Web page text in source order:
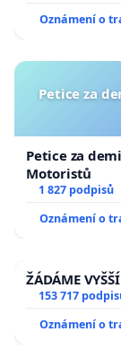
Oznámení o
Petice za
Petice za
Motoristů
1 827 podpisů
Oznámení o
ŽÁDÁME
153 717
Oznámení o